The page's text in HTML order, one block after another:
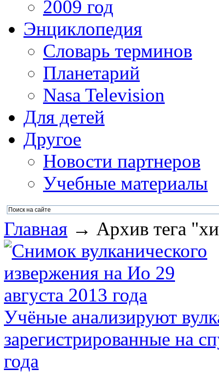
2009 год
Энциклопедия
Словарь терминов
Планетарий
Nasa Television
Для детей
Другое
Новости партнеров
Учебные материалы
Главная → Архив тега
Учёные анализируют
зарегистрированные на
года